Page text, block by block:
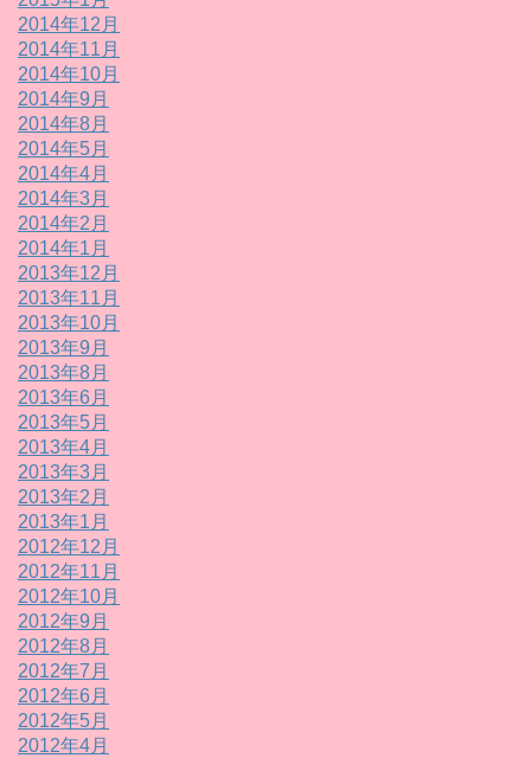
2014年12月
2014年11月
2014年10月
2014年9月
2014年8月
2014年5月
2014年4月
2014年3月
2014年2月
2014年1月
2013年12月
2013年11月
2013年10月
2013年9月
2013年8月
2013年6月
2013年5月
2013年4月
2013年3月
2013年2月
2013年1月
2012年12月
2012年11月
2012年10月
2012年9月
2012年8月
2012年7月
2012年6月
2012年5月
2012年4月